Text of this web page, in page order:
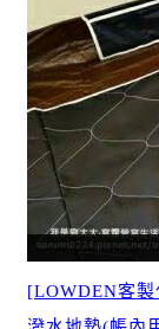
[LOWDEN客